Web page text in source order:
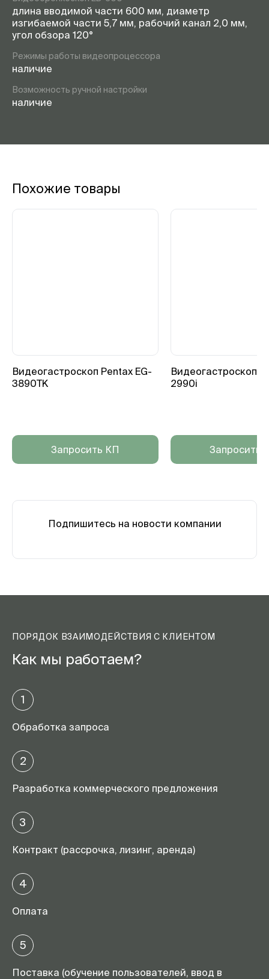
длина вводимой части 600 мм, диаметр
изгибаемой части 5,7 мм, рабочий канал 2,0 мм,
угол обзора 120°
Режимы работы видеопроцессора
наличие
Возможность ручной настройки
наличие
Похожие товары
Видеогастроскоп Pentax EG-
3890TK
Запросить КП
Видеогастроскоп
2990i
Запросить
Подпишитесь на новости компании
ПОРЯДОК ВЗАИМОДЕЙСТВИЯ С КЛИЕНТОМ
Как мы работаем?
1
Обработка запроса
2
Разработка коммерческого предложения
3
Контракт (рассрочка, лизинг, аренда)
4
Оплата
5
Поставка (обучение пользователей, ввод в